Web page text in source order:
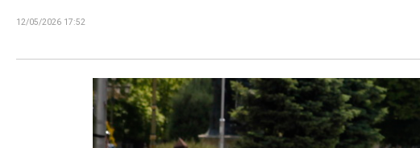
12/05/2026 17:52